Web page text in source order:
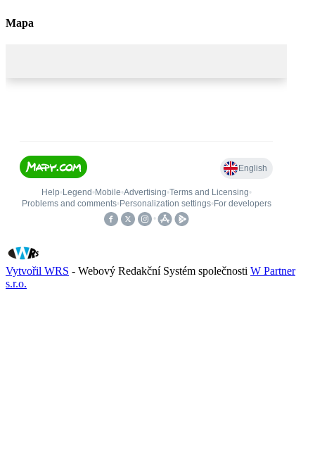
Mapa
Vytvořil WRS - Webový Redakční Systém společnosti W Partner
s.r.o.